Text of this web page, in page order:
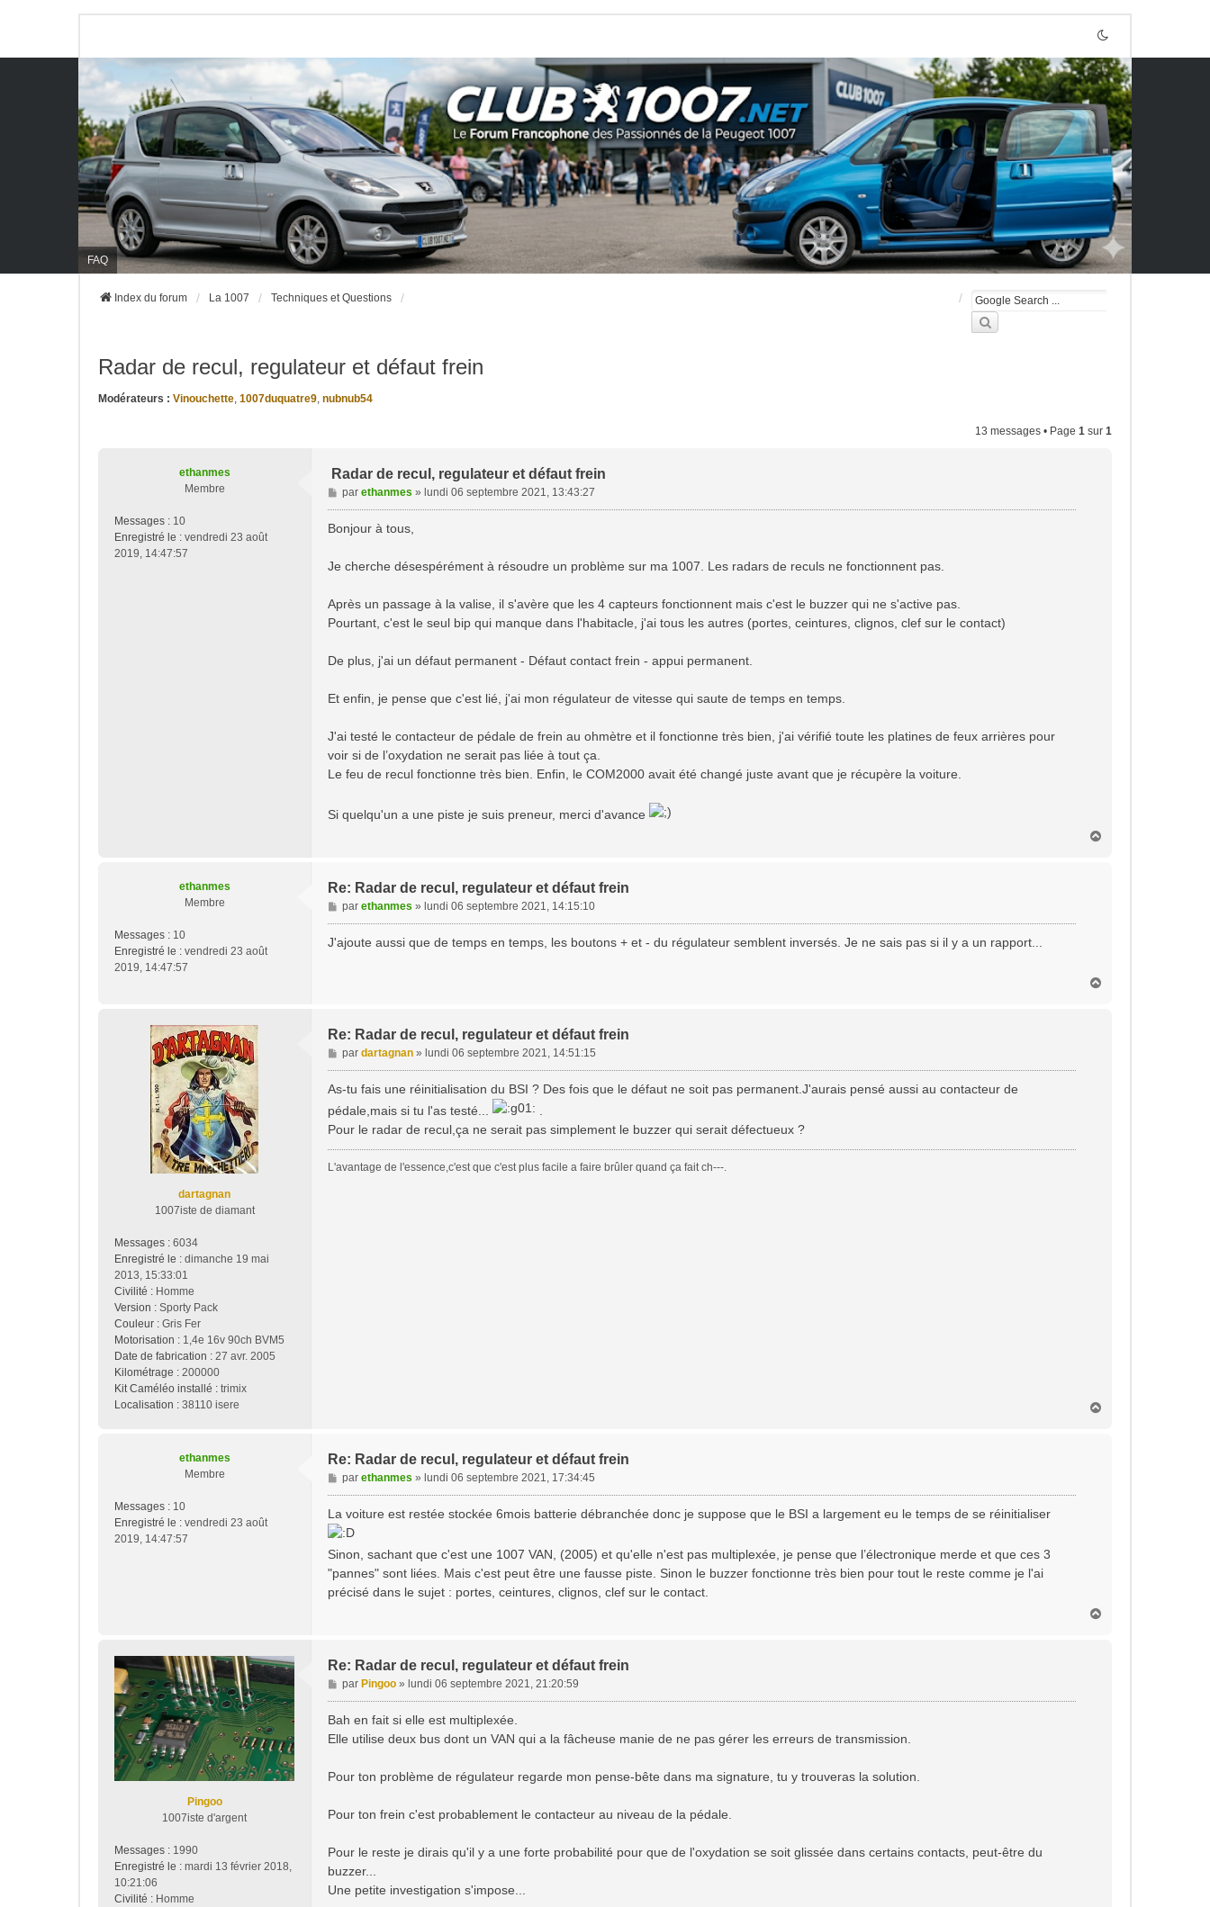
FAQ
Index du forum La 1007 Techniques et Questions
Radar de recul, regulateur et défaut frein
Modérateurs : Vinouchette, 1007duquatre9, nubnub54
13 messages • Page 1 sur 1
ethanmes
Membre
Messages : 10
Enregistré le : vendredi 23 août
2019, 14:47:57
Radar de recul, regulateur et défaut frein
M
e
s
g
par ethanmes » lundi 06 septembre 2021, 13:43:27
Bonjour à tous,
Je cherche désespérément à résoudre un problème sur ma 1007. Les radars de reculs ne fonctionnent pas.
Après un passage à la valise, il s'avère que les 4 capteurs fonctionnent mais c'est le buzzer qui ne s'active pas.
Pourtant, c'est le seul bip qui manque dans l'habitacle, j'ai tous les autres (portes, ceintures, clignos, clef sur le contact)
De plus, j'ai un défaut permanent - Défaut contact frein - appui permanent.
Et enfin, je pense que c'est lié, j'ai mon régulateur de vitesse qui saute de temps en temps.
J'ai testé le contacteur de pédale de frein au ohmètre et il fonctionne très bien, j'ai vérifié toute les platines de feux arrières pour
voir si de l’oxydation ne serait pas liée à tout ça.
Le feu de recul fonctionne très bien. Enfin, le COM2000 avait été changé juste avant que je récupère la voiture.
Si quelqu'un a une piste je suis preneur, merci d'avance
ethanmes
Membre
Messages : 10
Enregistré le : vendredi 23 août
2019, 14:47:57
Re: Radar de recul, regulateur et défaut frein
M
e
s
par ethanmes » lundi 06 septembre 2021, 14:15:10
J'ajoute aussi que de temps en temps, les boutons + et - du régulateur semblent inversés. Je ne sais pas si il y a un rapport...
dartagnan
1007iste de diamant
Messages : 6034
Enregistré le : dimanche 19 mai
2013, 15:33:01
Civilité : Homme
Version : Sporty Pack
Couleur : Gris Fer
Motorisation : 1,4e 16v 90ch BVM5
Date de fabrication : 27 avr. 2005
Kilométrage : 200000
Kit Caméléo installé : trimix
Localisation : 38110 isere
Re: Radar de recul, regulateur et défaut frein
M
e
s
a
g
e
par dartagnan» lundi 06 septembre 2021, 14:51:15
As-tu fais une réinitialisation du BSI ? Des fois que le défaut ne soit pas permanent.J'aurais pensé aussi au contacteur de
pédale,mais si tu l'as testé...
Pour le radar de recul,ça ne serait pas simplement le buzzer qui serait défectueux ?
L'avantage de l'essence,c'est que c'est plus facile a faire brûler quand ça fait ch---.
ethanmes
Membre
Messages : 10
Enregistré le : vendredi 23 août
2019, 14:47:57
Re: Radar de recul, regulateur et défaut frein
M
e
s
s
a
g
e
par ethanmes » lundi 06 septembre 2021, 17:34:45
La voiture est restée stockée 6mois batterie débranchée donc je suppose que le BSI a largement eu le temps de se réinitialiser
Sinon, sachant que c'est une 1007 VAN, (2005) et qu'elle n'est pas multiplexée, je pense que l’électronique merde et que ces 3
"pannes" sont liées. Mais c'est peut être une fausse piste. Sinon le buzzer fonctionne très bien pour tout le reste comme je l'ai
précisé dans le sujet : portes, ceintures, clignos, clef sur le contact.
Pingoo
1007iste d'argent
Messages : 1990
Enregistré le : mardi 13 février 2018,
10:21:06
Civilité : Homme
Re: Radar de recul, regulateur et défaut frein
M
e
s
s
e
par Pingoo» lundi 06 septembre 2021, 21:20:59
Bah en fait si elle est multiplexée.
Elle utilise deux bus dont un VAN qui a la fâcheuse manie de ne pas gérer les erreurs de transmission.
Pour ton problème de régulateur regarde mon pense-bête dans ma signature, tu y trouveras la solution.
Pour ton frein c'est probablement le contacteur au niveau de la pédale.
Pour le reste je dirais qu'il y a une forte probabilité pour que de l'oxydation se soit glissée dans certains contacts, peut-être du
buzzer...
Une petite investigation s'impose...